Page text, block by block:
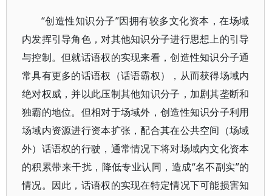
“创造性知识分子”因拥有较多文化资本，在场域
内发挥引导角色，对其他知识分子进行思想上的引导
与控制。但就话语权的实现来看，创造性知识分子通
常具有更多的话语权（话语霸权），从而获得场域内
绝对权威，并以此压制其他知识分子，加剧其垄断和
独霸的地位。但相对于场域外，创造性知识分子利用
场域内资源进行资本扩张，配合其在公共空间（场域
外）话语权的行驶，通常情况下将对场域内文化资本
的积累带来干扰，降低专业认同，造成“名不副实”的
情况。因此，话语权的实现在特定情况下可能损害知